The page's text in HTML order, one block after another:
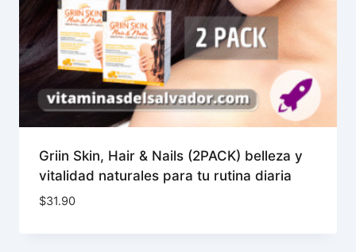
Griin Skin, Hair & Nails (2PACK) belleza y
vitalidad naturales para tu rutina diaria
$31.90